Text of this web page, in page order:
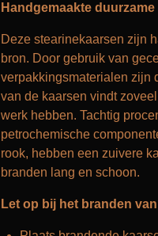
Handgemaakte
Deze stearinekaarsen zijn
bron. Door gebruik van
verpakkingsmaterialen zijn
van de kaarsen vindt
werk hebben. Tachtig
petrochemische
rook, hebben een zuivere
branden lang en schoon.
Let op bij het branden